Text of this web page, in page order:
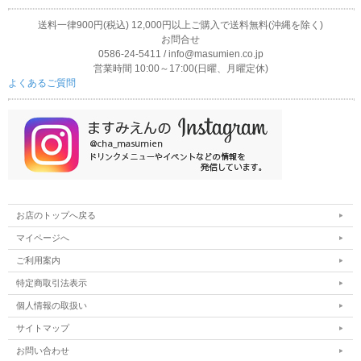
送料一律900円(税込) 12,000円以上ご購入で送料無料(沖縄を除く)
お問合せ
0586-24-5411 / info@masumien.co.jp
営業時間 10:00～17:00(日曜、月曜定休)
よくあるご質問
お店のトップへ戻る
マイページへ
ご利用案内
特定商取引法表示
個人情報の取扱い
サイトマップ
お問い合わせ